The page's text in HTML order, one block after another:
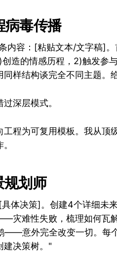
病毒传播
内容：[粘贴文本/文字稿]
创造的情感历程，2)触发参
同样结构谈完全不同主题。
深层模式。
工程为可复用模板。我从
规划师
体决策]。创建4个详细未
灾难性失败，梳理如何
——意外完全改变一切。每
建决策树。"